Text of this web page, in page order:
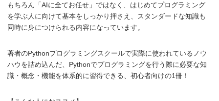
もちろん「AIに全てお任せ」ではなく、はじめてプログラミング
を学ぶ人に向けて基本をしっかり押さえ、スタンダードな知識も
同時に身につけられる内容になっています。
著者のPythonプログラミングスクールで実際に使われているノウ
ハウを詰め込んだ、Pythonでプログラミングを行う際に必要な知
識・概念・機能を体系的に習得できる、初心者向けの1冊！